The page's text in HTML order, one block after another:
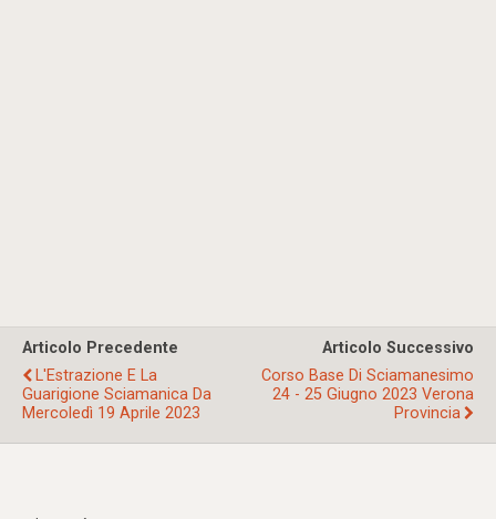
Articolo Precedente
L'Estrazione E La
Guarigione Sciamanica Da
Mercoledì 19 Aprile 2023
Articolo Successivo
Corso Base Di Sciamanesimo
24 - 25 Giugno 2023 Verona
Provincia